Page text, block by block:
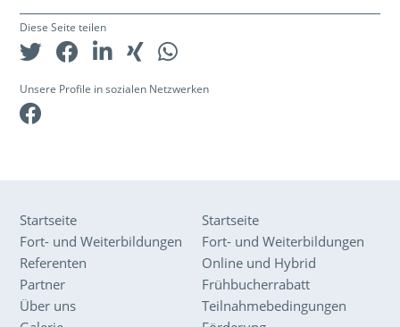
Diese Seite teilen
Unsere Profile in sozialen Netzwerken
Startseite
Fort- und Weiterbildungen
Referenten
Partner
Über uns
Startseite
Fort- und Weiterbildungen
Online und Hybrid
Frühbucherrabatt
Teilnahmebedingungen